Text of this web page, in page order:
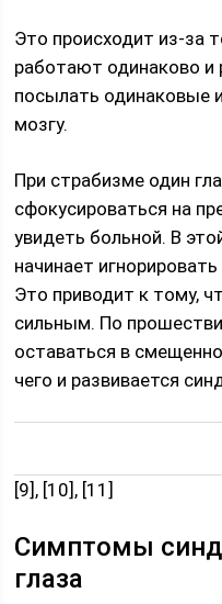
Это происходит из-за
работают одинаково и
посылать одинаковые
мозгу.
При страбизме один
сфокусироваться на
увидеть больной. В
начинает
Это приводит к тому,
сильным. По
оставаться в
чего и развивается
[9], [10], [11]
Симптомы
глаза